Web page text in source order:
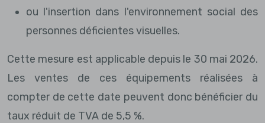
ou l'insertion dans l'environnement social des
personnes déficientes visuelles.
Cette mesure est applicable depuis le 30 mai 2026.
Les ventes de ces équipements réalisées à
compter de cette date peuvent donc bénéficier du
taux réduit de TVA de 5,5 %.